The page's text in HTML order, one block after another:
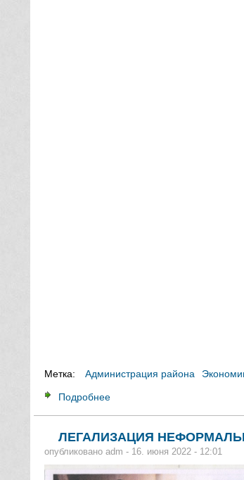
Метка: Администрация района
Подробнее
ЛЕГАЛИЗАЦИЯ
опубликовано adm - 16. июня 2022 - 12:01